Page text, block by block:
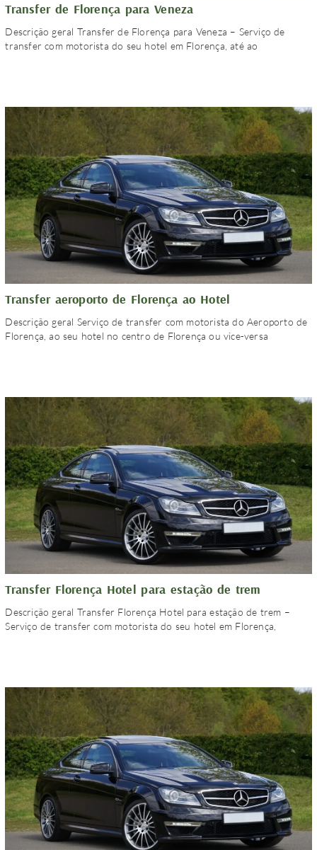
Transfer de Florença para Veneza
Descrição geral Transfer de Florença para Veneza – Serviço de
transfer com motorista do seu hotel em Florença, até ao
Transfer aeroporto de Florença ao Hotel
Descrição geral Serviço de transfer com motorista do Aeroporto de
Florença, ao seu hotel no centro de Florença ou vice-versa
Transfer Florença Hotel para estação de trem
Descrição geral Transfer Florença Hotel para estação de trem –
Serviço de transfer com motorista do seu hotel em Florença,